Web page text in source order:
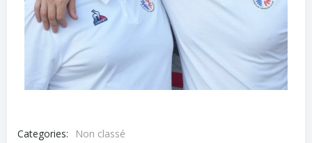
Categories:
Non classé